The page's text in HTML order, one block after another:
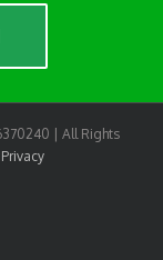
| All Rights
Privacy